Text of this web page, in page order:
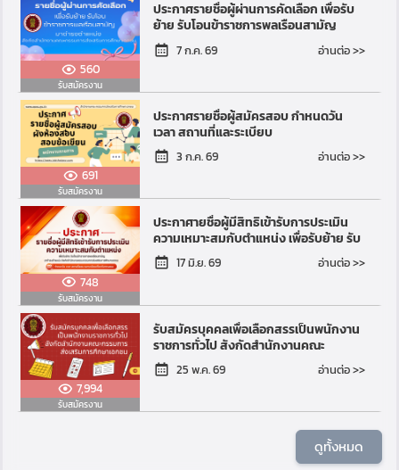
560
รับสมัครงาน
ประกาศรายชื่อผู้ผ่านการคัดเลือก เพื่อรับ
ย้าย รับโอนข้าราชการพลเรือนสามัญ
7 ก.ค. 69 อ่านต่อ >>
691
รับสมัครงาน
ประกาศรายชื่อผู้สมัครสอบ กำหนดวัน
เวลา สถานที่และระเบียบ
3 ก.ค. 69 อ่านต่อ >>
748
รับสมัครงาน
ประกาศายชื่อผู้มีสิทธิเข้ารับการประเมิน
ความเหมาะสมกับตำแหน่ง เพื่อรับย้าย รับ
โอนข้าราชการพลเรือนสามัญ
17 มิ.ย. 69 อ่านต่อ >>
7,994
รับสมัครงาน
รับสมัครบุคคลเพื่อเลือกสรรเป็นพนักงาน
ราชการทั่วไป สังกัดสำนักงานคณะ
กรรมการส่งเสริมการศึกษาเอกชน
25 พ.ค. 69 อ่านต่อ >>
ดูทั้งหมด